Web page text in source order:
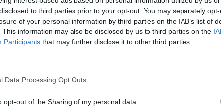
to third parties prior to your opt-out. You may separately
of your personal information by third parties on the IAB’s list of
This information may also be disclosed by us to third parties on the
Participants that may further disclose it to other third parties.
Data Processing Opt Outs
opt-out of the Sharing of my personal data.
será en Suiza. Aunque, por cierto, todavía no han
como el futuro del programa nuclear iraní y el
Temas en los que ninguno de los dos países ha
exige el fin de la invasión israelí del Líbano, algo
preguntas sin respuesta que se han pospuesto para
se dan 60 días para ultimar el pacto, ya
presumen de victoria, esperemos que la paz no sea
y